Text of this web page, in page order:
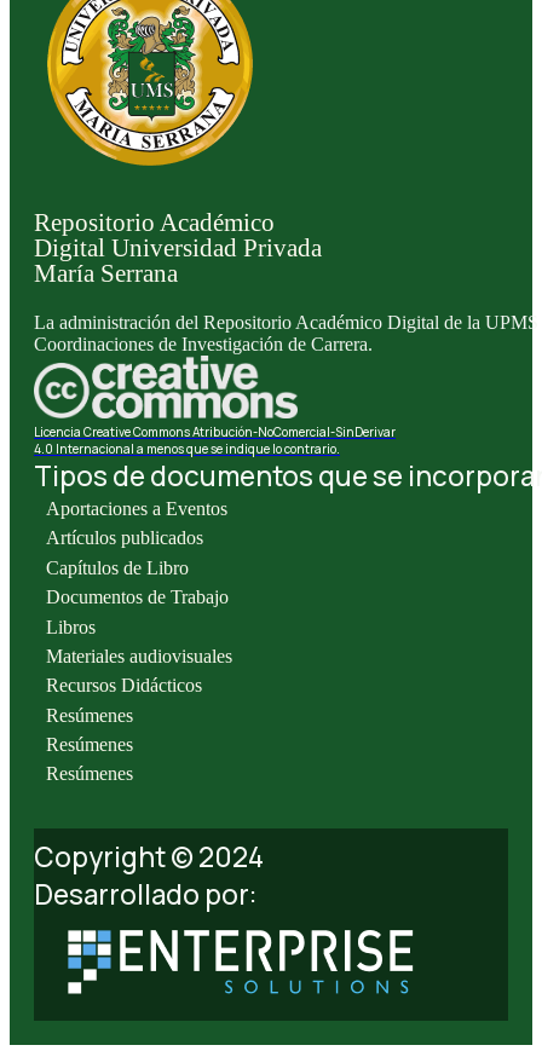
Repositorio Académico
Digital Universidad Privada
María Serrana
La administración del Repositorio Académico Digital de la
Coordinaciones de Investigación de Carrera.
Licencia Creative Commons Atribución-NoComercial-SinDerivar
4.0 Internacional a menos que se indique lo contrario.
Tipos de documentos que se
Aportaciones a Eventos
Artículos publicados
Capítulos de Libro
Documentos de Trabajo
Libros
Materiales audiovisuales
Recursos Didácticos
Resúmenes
Resúmenes
Resúmenes
Copyright © 2024
Desarrollado por: